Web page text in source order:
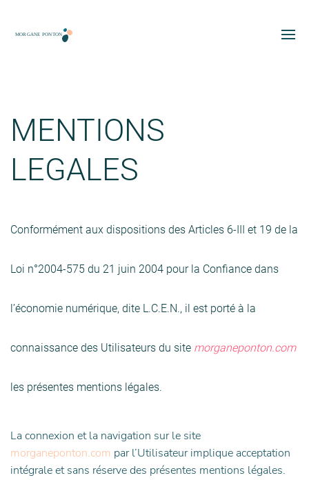
MENTIONS
LEGALES
Conformément aux dispositions des Articles 6-III et 19 de la
Loi n°2004-575 du 21 juin 2004 pour la Confiance dans
l’économie numérique, dite L.C.E.N., il est porté à la
connaissance des Utilisateurs du site morganeponton.com
les présentes mentions légales.
La connexion et la navigation sur le site
morganeponton.com par l’Utilisateur implique acceptation
intégrale et sans réserve des présentes mentions légales.